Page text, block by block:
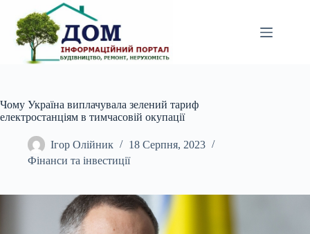
вмісту
Чому Україна виплачувала зелений тариф
електростанціям в тимчасовій окупації
Ігор Олійник
18 Серпня, 2023
Фінанси та інвестиції